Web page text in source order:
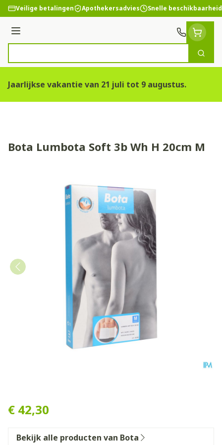
Ga naar de inhoud
Veilige betalingen Apothekersadvies Snelle beschikbaarheid
Menu
Zoek
Jaarlijkse vakantie van 21 juli tot 9 augustus.
Bota Lumbota Soft 3b Wh H 20cm M
€ 42,30
Bekijk alle producten van Bota